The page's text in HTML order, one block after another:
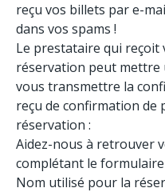
reçu vos billets par e-
dans vos spams !
Le prestataire qui reçoit
réservation peut mettre
vous transmettre la
reçu de confirmation de
réservation :
Aidez-nous à retrouver
complétant le formulaire
Nom utilisé pour la